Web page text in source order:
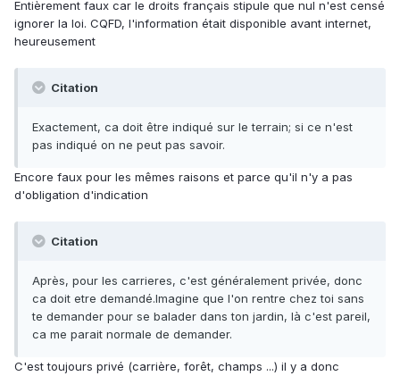
Entièrement faux car le droits français stipule que nul n'est censé
ignorer la loi. CQFD, l'information était disponible avant internet,
heureusement
Citation
Exactement, ca doit être indiqué sur le terrain; si ce n'est
pas indiqué on ne peut pas savoir.
Encore faux pour les mêmes raisons et parce qu'il n'y a pas
d'obligation d'indication
Citation
Après, pour les carrieres, c'est généralement privée, donc
ca doit etre demandé.Imagine que l'on rentre chez toi sans
te demander pour se balader dans ton jardin, là c'est pareil,
ca me parait normale de demander.
C'est toujours privé (carrière, forêt, champs ...) il y a donc